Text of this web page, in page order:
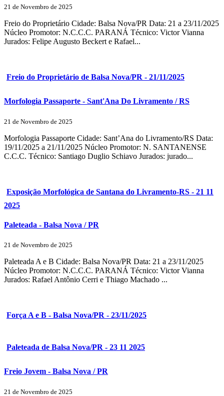
21 de Novembro de 2025
Freio do Proprietário Cidade: Balsa Nova/PR Data: 21 a 23/11/2025
Núcleo Promotor: N.C.C.C. PARANÁ Técnico: Victor Vianna
Jurados: Felipe Augusto Beckert e Rafael...
Freio do Proprietário de Balsa Nova/PR - 21/11/2025
Morfologia Passaporte - Sant'Ana Do Livramento / RS
21 de Novembro de 2025
Morfologia Passaporte Cidade: Sant’Ana do Livramento/RS Data:
19/11/2025 a 21/11/2025 Núcleo Promotor: N. SANTANENSE
C.C.C. Técnico: Santiago Duglio Schiavo Jurados: jurado...
Exposição Morfológica de Santana do Livramento-RS - 21 11
2025
Paleteada - Balsa Nova / PR
21 de Novembro de 2025
Paleteada A e B Cidade: Balsa Nova/PR Data: 21 a 23/11/2025
Núcleo Promotor: N.C.C.C. PARANÁ Técnico: Victor Vianna
Jurados: Rafael Antônio Cerri e Thiago Machado ...
Força A e B - Balsa Nova/PR - 23/11/2025
Paleteada de Balsa Nova/PR - 23 11 2025
Freio Jovem - Balsa Nova / PR
21 de Novembro de 2025